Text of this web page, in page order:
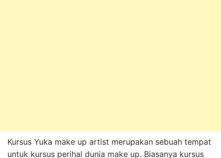
Kursus Yuka make up artist merupakan sebuah tempat
untuk kursus perihal dunia make up. Biasanya kursus